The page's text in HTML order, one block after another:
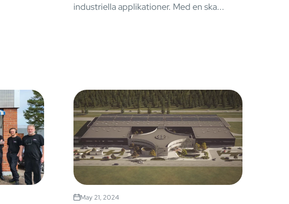
industriella applikationer. Med en ska...
May 21, 2024